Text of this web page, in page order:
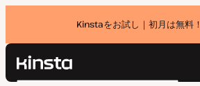
Kinstaをお試し｜初月は無料！